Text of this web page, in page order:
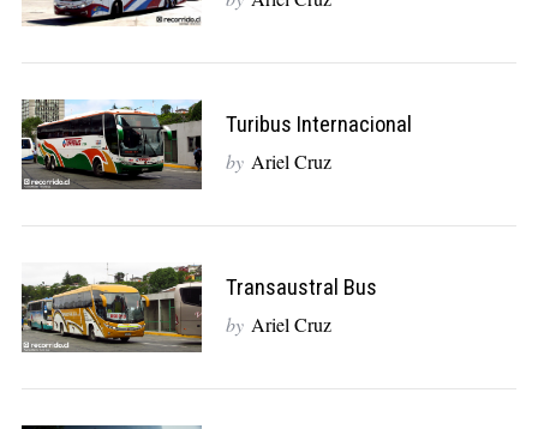
Turibus Internacional
by Ariel Cruz
Transaustral Bus
by Ariel Cruz